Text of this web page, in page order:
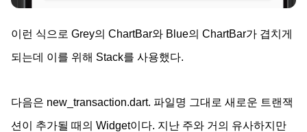
이런 식으로 Grey의 ChartBar와 Blue의 ChartBar가 겹치게
되는데 이를 위해 Stack를 사용했다.
다음은 new_transaction.dart. 파일명 그대로 새로운 트랜잭
션이 추가될 때의 Widget이다. 지난 주와 거의 유사하지만